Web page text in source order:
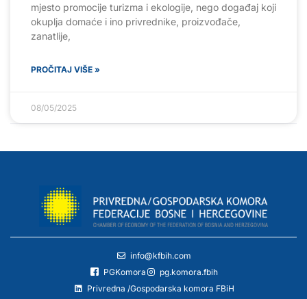
mjesto promocije turizma i ekologije, nego događaj koji
okuplja domaće i ino privrednike, proizvođače,
zanatlije,
PROČITAJ VIŠE »
08/05/2025
info@kfbih.com
PGKomora
pg.komora.fbih
Privredna /Gospodarska komora FBiH